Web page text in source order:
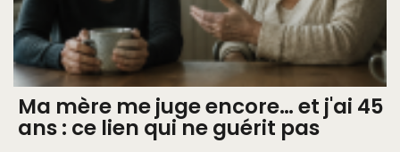
Ma mère me juge encore… et j'ai 45
ans : ce lien qui ne guérit pas